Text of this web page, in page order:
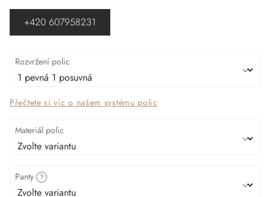
Rozvržení polic
Přečtete si víc o našem systému polic
Materiál polic
Panty ?
+420 607958231